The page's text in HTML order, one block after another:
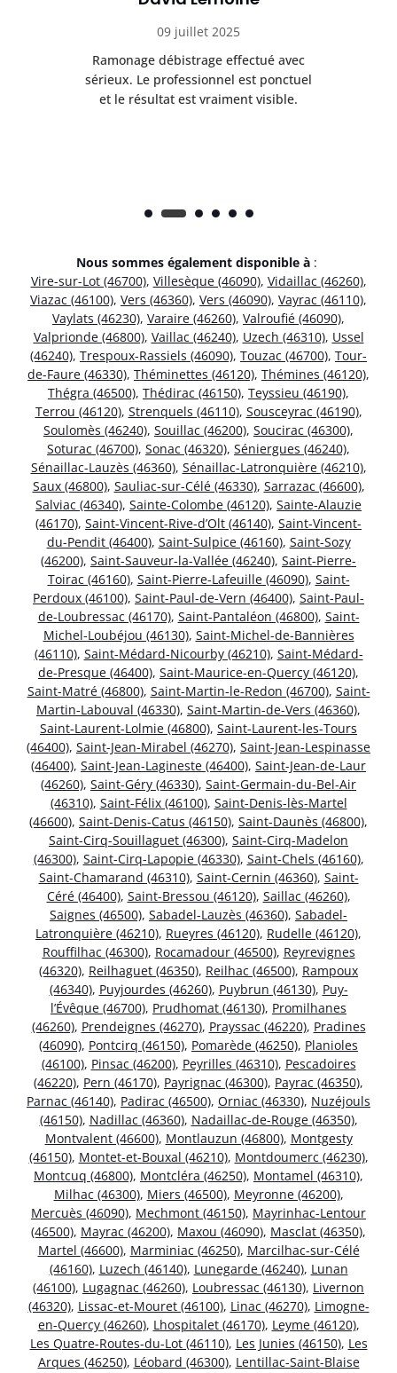
09 juillet 2025
Ramonage débistrage effectué avec
sérieux. Le professionnel est ponctuel
et le résultat est vraiment visible.
Nous sommes également disponible à :
Vire-sur-Lot (46700), Villesèque (46090), Vidaillac (46260),
Viazac (46100), Vers (46360), Vers (46090), Vayrac (46110),
Vaylats (46230), Varaire (46260), Valroufié (46090),
Valprionde (46800), Vaillac (46240), Uzech (46310), Ussel
(46240), Trespoux-Rassiels (46090), Touzac (46700), Tour-
de-Faure (46330), Théminettes (46120), Thémines (46120),
Thégra (46500), Thédirac (46150), Teyssieu (46190),
Terrou (46120), Strenquels (46110), Sousceyrac (46190),
Soulomès (46240), Souillac (46200), Soucirac (46300),
Soturac (46700), Sonac (46320), Séniergues (46240),
Sénaillac-Lauzès (46360), Sénaillac-Latronquière (46210),
Saux (46800), Sauliac-sur-Célé (46330), Sarrazac (46600),
Salviac (46340), Sainte-Colombe (46120), Sainte-Alauzie
(46170), Saint-Vincent-Rive-d’Olt (46140), Saint-Vincent-
du-Pendit (46400), Saint-Sulpice (46160), Saint-Sozy
(46200), Saint-Sauveur-la-Vallée (46240), Saint-Pierre-
Toirac (46160), Saint-Pierre-Lafeuille (46090), Saint-
Perdoux (46100), Saint-Paul-de-Vern (46400), Saint-Paul-
de-Loubressac (46170), Saint-Pantaléon (46800), Saint-
Michel-Loubéjou (46130), Saint-Michel-de-Bannières
(46110), Saint-Médard-Nicourby (46210), Saint-Médard-
de-Presque (46400), Saint-Maurice-en-Quercy (46120),
Saint-Matré (46800), Saint-Martin-le-Redon (46700), Saint-
Martin-Labouval (46330), Saint-Martin-de-Vers (46360),
Saint-Laurent-Lolmie (46800), Saint-Laurent-les-Tours
(46400), Saint-Jean-Mirabel (46270), Saint-Jean-Lespinasse
(46400), Saint-Jean-Lagineste (46400), Saint-Jean-de-Laur
(46260), Saint-Géry (46330), Saint-Germain-du-Bel-Air
(46310), Saint-Félix (46100), Saint-Denis-lès-Martel
(46600), Saint-Denis-Catus (46150), Saint-Daunès (46800),
Saint-Cirq-Souillaguet (46300), Saint-Cirq-Madelon
(46300), Saint-Cirq-Lapopie (46330), Saint-Chels (46160),
Saint-Chamarand (46310), Saint-Cernin (46360), Saint-
Céré (46400), Saint-Bressou (46120), Saillac (46260),
Saignes (46500), Sabadel-Lauzès (46360), Sabadel-
Latronquière (46210), Rueyres (46120), Rudelle (46120),
Rouffilhac (46300), Rocamadour (46500), Reyrevignes
(46320), Reilhaguet (46350), Reilhac (46500), Rampoux
(46340), Puyjourdes (46260), Puybrun (46130), Puy-
l’Évêque (46700), Prudhomat (46130), Promilhanes
(46260), Prendeignes (46270), Prayssac (46220), Pradines
(46090), Pontcirq (46150), Pomarède (46250), Planioles
(46100), Pinsac (46200), Peyrilles (46310), Pescadoires
(46220), Pern (46170), Payrignac (46300), Payrac (46350),
Parnac (46140), Padirac (46500), Orniac (46330), Nuzéjouls
(46150), Nadillac (46360), Nadaillac-de-Rouge (46350),
Montvalent (46600), Montlauzun (46800), Montgesty
(46150), Montet-et-Bouxal (46210), Montdoumerc (46230),
Montcuq (46800), Montcléra (46250), Montamel (46310),
Milhac (46300), Miers (46500), Meyronne (46200),
Mercuès (46090), Mechmont (46150), Mayrinhac-Lentour
(46500), Mayrac (46200), Maxou (46090), Masclat (46350),
Martel (46600), Marminiac (46250), Marcilhac-sur-Célé
(46160), Luzech (46140), Lunegarde (46240), Lunan
(46100), Lugagnac (46260), Loubressac (46130), Livernon
(46320), Lissac-et-Mouret (46100), Linac (46270), Limogne-
en-Quercy (46260), Lhospitalet (46170), Leyme (46120),
Les Quatre-Routes-du-Lot (46110), Les Junies (46150), Les
Arques (46250), Léobard (46300), Lentillac-Saint-Blaise